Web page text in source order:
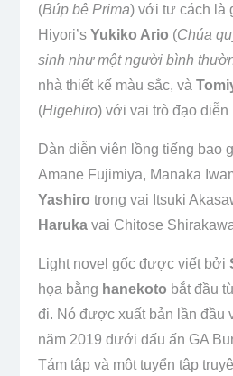
(Búp bê Prima) với tư cách là
Hiyori’s Yukiko Ario (Chúa
sinh như một người bình
nhà thiết kế màu sắc, và
(Higehiro) với vai trò đạo diễn
Dàn diễn viên lồng tiếng bao
Amane Fujimiya, Manaka
Yashiro trong vai Itsuki
Haruka vai Chitose
Light novel gốc được viết bởi
họa bằng hanekoto bắt đầu
đi. Nó được xuất bản lần đầu
năm 2019 dưới dấu ấn GA
Tám tập và một tuyển tập